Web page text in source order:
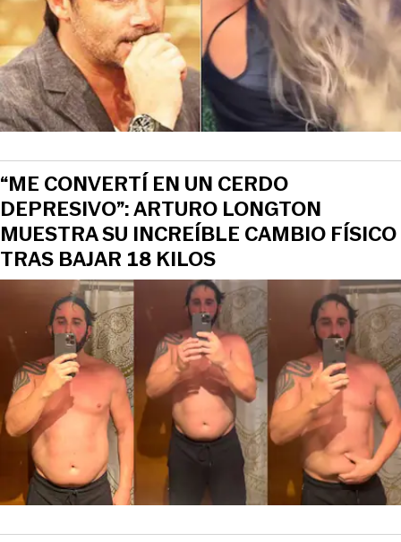
“ME CONVERTÍ EN UN CERDO
DEPRESIVO”: ARTURO LONGTON
MUESTRA SU INCREÍBLE CAMBIO FÍSICO
TRAS BAJAR 18 KILOS